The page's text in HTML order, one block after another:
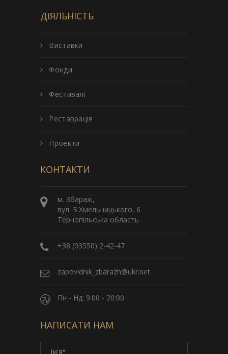
ДІЯЛЬНІСТЬ
Виставки
Фонди
Фестивалі
Реставрація
Проекти
КОНТАКТИ
м. Збараж,
вул. Б.Хмельницького, 6
Тернопільська область
+38 (03550) 2-42-47
zapovidnik_zbarazh@ukr.net
Пн - Нд: 9:00 - 20:00
НАПИСАТИ НАМ